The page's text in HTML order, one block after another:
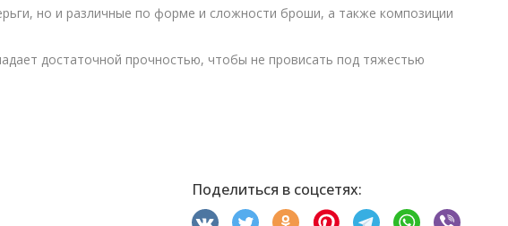
но и различные по форме и сложности броши, а также композиции
достаточной прочностью, чтобы не провисать под тяжестью
Поделиться в соцсетях: